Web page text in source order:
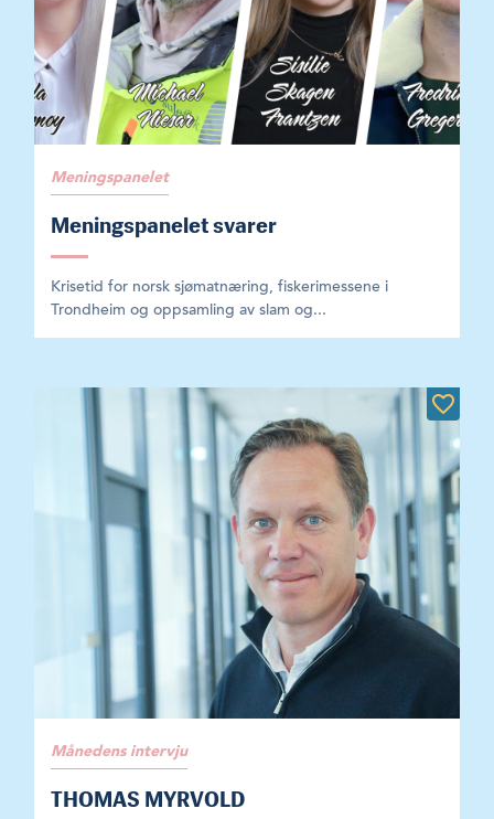
Meningspanelet
Meningspanelet svarer
Krisetid for norsk sjømatnæring, fiskerimessene i
Trondheim og oppsamling av slam og...
Månedens intervju
THOMAS MYRVOLD